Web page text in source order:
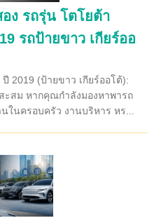
ง รถรุ่น โตโยต้า
รถป้ายขาว เกียร์ออ
ปี 2019 (ป้ายขาว เกียร์ออโต้):
ะสม หากคุณกำลังมองหาพารถ
ในครอบครัว งานบริหาร หร...